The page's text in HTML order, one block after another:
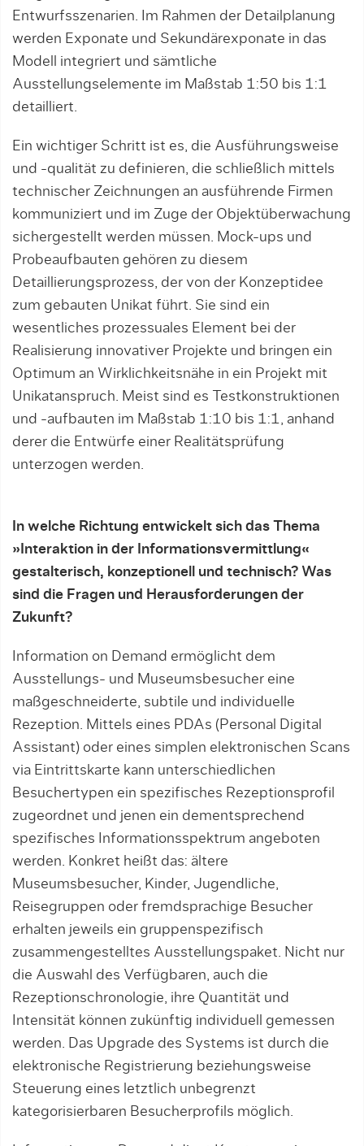
Entwurfsszenarien. Im Rahmen der Detailplanung
werden Exponate und Sekundärexponate in das
Modell integriert und sämtliche
Ausstellungselemente im Maßstab 1:50 bis 1:1
detailliert.
Ein wichtiger Schritt ist es, die Ausführungsweise
und -qualität zu definieren, die schließlich mittels
technischer Zeichnungen an ausführende Firmen
kommuniziert und im Zuge der Objektüberwachung
sichergestellt werden müssen. Mock-ups und
Probeaufbauten gehören zu diesem
Detaillierungsprozess, der von der Konzeptidee
zum gebauten Unikat führt. Sie sind ein
wesentliches prozessuales Element bei der
Realisierung innovativer Projekte und bringen ein
Optimum an Wirklichkeitsnähe in ein Projekt mit
Unikatanspruch. Meist sind es Testkonstruktionen
und -aufbauten im Maßstab 1:10 bis 1:1, anhand
derer die Entwürfe einer Realitätsprüfung
unterzogen werden.
In welche Richtung entwickelt sich das Thema
»Interaktion in der Informationsvermittlung«
gestalterisch, konzeptionell und technisch? Was
sind die Fragen und Herausforderungen der
Zukunft?
Information on Demand ermöglicht dem
Ausstellungs- und Museumsbesucher eine
maßgeschneiderte, subtile und individuelle
Rezeption. Mittels eines PDAs (Personal Digital
Assistant) oder eines simplen elektronischen Scans
via Eintrittskarte kann unterschiedlichen
Besuchertypen ein spezifisches Rezeptionsprofil
zugeordnet und jenen ein dementsprechend
spezifisches Informationsspektrum angeboten
werden. Konkret heißt das: ältere
Museumsbesucher, Kinder, Jugendliche,
Reisegruppen oder fremdsprachige Besucher
erhalten jeweils ein gruppenspezifisch
zusammengestelltes Ausstellungspaket. Nicht nur
die Auswahl des Verfügbaren, auch die
Rezeptionschronologie, ihre Quantität und
Intensität können zukünftig individuell gemessen
werden. Das Upgrade des Systems ist durch die
elektronische Registrierung beziehungsweise
Steuerung eines letztlich unbegrenzt
kategorisierbaren Besucherprofils möglich.